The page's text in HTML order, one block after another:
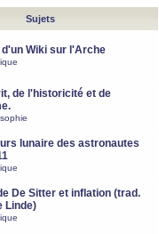
Sujets
Wiki sur l'Arche
de l'historicité et de
lunaire des astronautes
De Sitter et inflation (trad.
Linde)